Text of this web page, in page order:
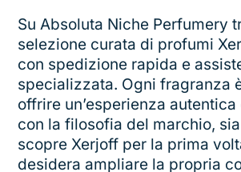
Su Absoluta Niche Perfumery
selezione curata di profumi
con spedizione rapida e
specializzata. Ogni fragranza
offrire un’esperienza
con la filosofia del marchio,
scopre Xerjoff per la prima
desidera ampliare la propria